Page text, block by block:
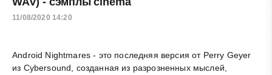
11/08/2020 14:20
Android Nightmares - это последняя версия от Perry Geyer
из Cybersound, созданная из разрозненных мыслей,